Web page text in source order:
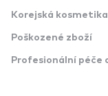
Korejská kosmetika
Poškozené zboží
Profesionální péče